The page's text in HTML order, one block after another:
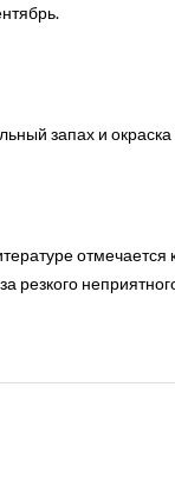
запах и
резкого